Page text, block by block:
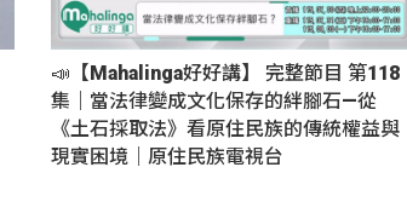
📣【Mahalinga好好講】 完整節目 第118
集｜當法律變成文化保存的絆腳石—從
《土石採取法》看原住民族的傳統權益與
現實困境｜原住民族電視台